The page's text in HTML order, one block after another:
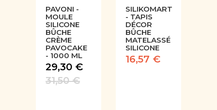
PAVONI -
MOULE
SILICONE
BÛCHE
CRÈME
PAVOCAKE
- 1000 ML
29,30 €
31,50 €
SILIKOMART
- TAPIS
DÉCOR
BÛCHE
MATELASSÉ
SILICONE
16,57 €